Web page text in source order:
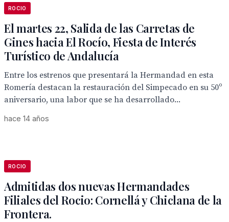
ROCIO
El martes 22, Salida de las Carretas de
Gines hacia El Rocío, Fiesta de Interés
Turístico de Andalucía
Entre los estrenos que presentará la Hermandad en esta
Romería destacan la restauración del Simpecado en su 50º
aniversario, una labor que se ha desarrollado...
hace 14 años
ROCIO
Admitidas dos nuevas Hermandades
Filiales del Rocio: Cornellá y Chiclana de la
Frontera.